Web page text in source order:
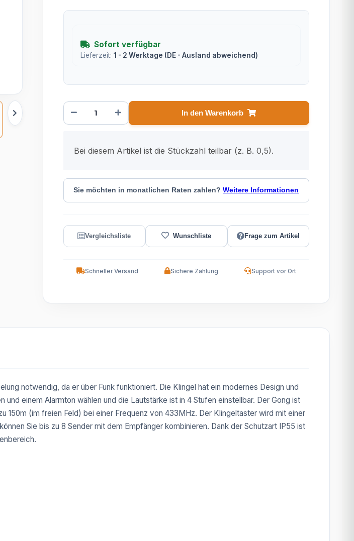
Sofort verfügbar
Lieferzeit: 1 - 2 Werktage (DE - Ausland abweichend)
In den Warenkorb
Bei diesem Artikel ist die Stückzahl teilbar (z. B. 0,5).
Sie möchten in monatlichen Raten zahlen?Weitere Informationen
Frage zum Artikel
Schneller Versand Sichere Zahlung Support vor Ort
notwendig, da er über Funk funktioniert. Die Klingel hat ein modernes Design und
einem Alarmton wählen und die Lautstärke ist in 4 Stufen einstellbar. Der Gong ist
(im freien Feld) bei einer Frequenz von 433MHz. Der Klingeltaster wird mit einer
Sie bis zu 8 Sender mit dem Empfänger kombinieren. Dank der Schutzart IP55 ist